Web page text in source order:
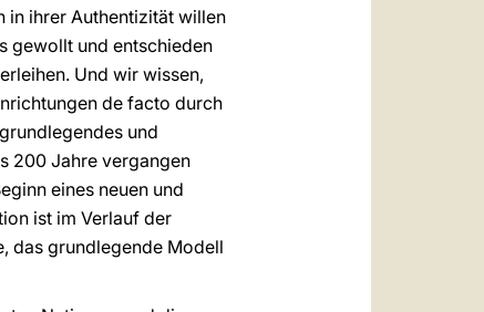
in ihrer Authentizität willen
gewollt und entschieden
Und wir wissen,
de facto durch
und
200 Jahre vergangen
eines neuen und
ist im Verlauf der
das grundlegende Modell